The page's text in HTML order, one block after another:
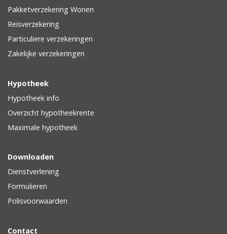
Pakketverzekering Wonen
Reisverzekering
Particuliere verzekeringen
Zakelijke verzekeringen
Hypotheek
Hypotheek info
Overzicht hypotheekrente
Maximale hypotheek
Downloaden
Dienstverlening
Formulieren
Polisvoorwaarden
Contact